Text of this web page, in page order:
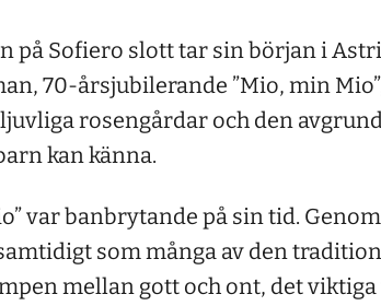
på Sofiero slott tar sin början i
70-årsjubilerande ”Mio, min
rosengårdar och den
kan känna.
var banbrytande på sin tid.
som många av den
mellan gott och ont, det